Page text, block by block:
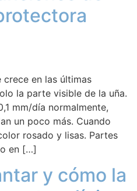
crece en las últimas
la parte visible de la uña.
mm/día normalmente,
un poco más. Cuando
rosado y lisas. Partes
en […]
y cómo la